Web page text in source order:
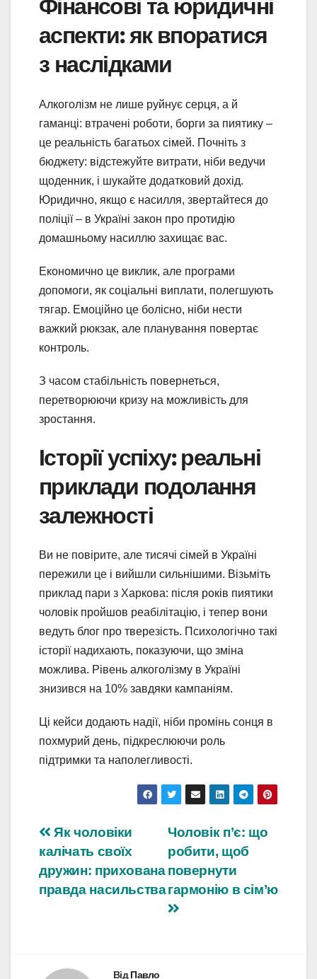
Фінансові та юридичні
аспекти: як впоратися
з наслідками
Алкоголізм не лише руйнує серця, а й
гаманці: втрачені роботи, борги за пиятику –
це реальність багатьох сімей. Почніть з
бюджету: відстежуйте витрати, ніби ведучи
щоденник, і шукайте додатковий дохід.
Юридично, якщо є насилля, звертайтеся до
поліції – в Україні закон про протидію
домашньому насиллю захищає вас.
Економично це виклик, але програми
допомоги, як соціальні виплати, полегшують
тягар. Емоційно це болісно, ніби нести
важкий рюкзак, але планування повертає
контроль.
З часом стабільність повернеться,
перетворюючи кризу на можливість для
зростання.
Історії успіху: реальні
приклади подолання
залежності
Ви не повірите, але тисячі сімей в Україні
пережили це і вийшли сильнішими. Візьміть
приклад пари з Харкова: після років пиятики
чоловік пройшов реабілітацію, і тепер вони
ведуть блог про тверезість. Психологічно такі
історії надихають, показуючи, що зміна
можлива. Рівень алкоголізму в Україні
знизився на 10% завдяки кампаніям.
Ці кейси додають надії, ніби промінь сонця в
похмурий день, підкреслюючи роль
підтримки та наполегливості.
Навігація
записів
Чоловік п’є: що
робити, щоб
повернути
гармонію в сім’ю
Як чоловіки
калічать своїх
дружин: прихована
правда насильства
ВідПавло